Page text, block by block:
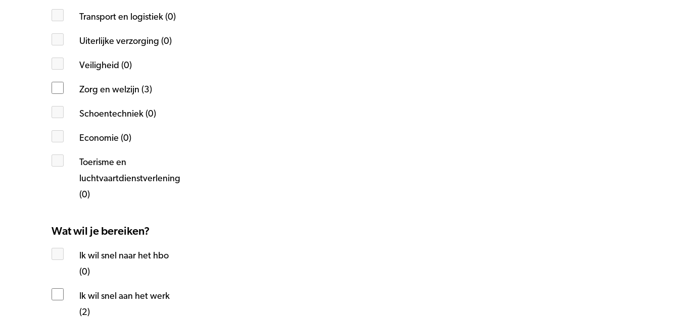
Transport en logistiek (0)
Uiterlijke verzorging (0)
Veiligheid (0)
Zorg en welzijn (3)
Schoentechniek (0)
Economie (0)
Toerisme en
luchtvaartdienstverlening
(0)
Wat wil je bereiken?
Ik wil snel naar het hbo
(0)
Ik wil snel aan het werk
(2)